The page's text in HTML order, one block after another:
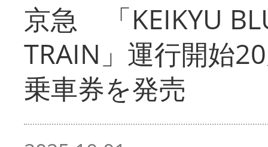
京急 「KEIKYU
TRAIN」運行開始
乗車券を発売